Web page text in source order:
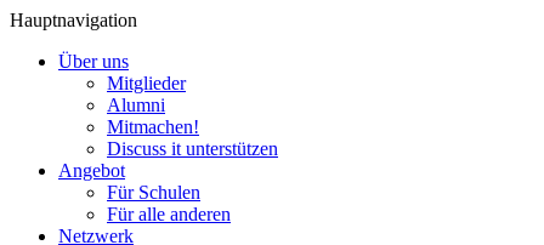
Hauptnavigation
Über uns
Mitglieder
Alumni
Mitmachen!
Discuss it unterstützen
Angebot
Für Schulen
Für alle anderen
Netzwerk